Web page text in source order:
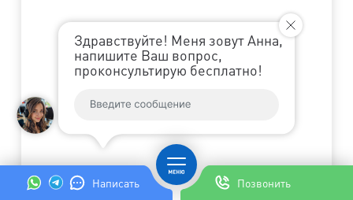
Написать Позвонить
Здравствуйте! Меня зовут Анна,
напишите Ваш вопрос,
проконсультирую бесплатно!